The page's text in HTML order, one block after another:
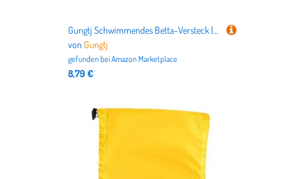
Gungtj Schwimmendes Betta-Versteck | Multifunktionale Hängematte, schwimmendes Betta-Versteck, kleine Aquarien, Höhlendekoration, Zuchtbox, Unterschlupf für Zuhause, Wohnung, Hotel, Wohnheim, Büros
von Gungtj
gefunden beiAmazon Marketplace
8,79 €